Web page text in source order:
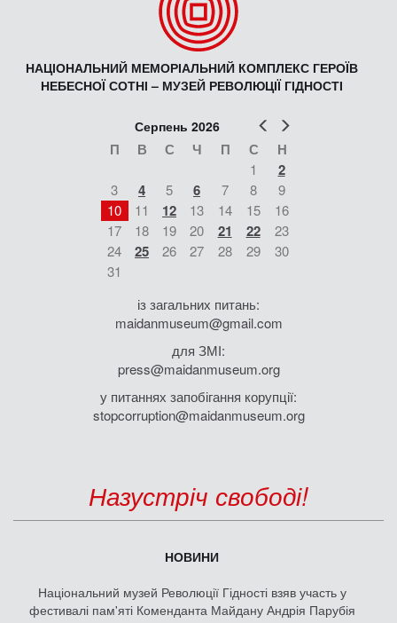
НАЦІОНАЛЬНИЙ МЕМОРІАЛЬНИЙ КОМПЛЕКС ГЕРОЇВ
НЕБЕСНОЇ СОТНІ – МУЗЕЙ РЕВОЛЮЦІЇ ГІДНОСТІ
Попер
Серпень 2026
П В С Ч П С Н
1 2
3 4 5 6 7 8
9
10
11 12 13 14 15
16
17
18 19 20 21 22
23
24
25 26 27 28 29
30
31
із загальних питань:
maidanmuseum@gmail.com
для ЗМІ:
press@maidanmuseum.org
у питаннях запобігання корупції:
stopcorruption@maidanmuseum.org
Назустріч свободі!
НОВИНИ
Національний музей Революції Гідності взяв участь у
фестивалі пам'яті Коменданта Майдану Андрія Парубія